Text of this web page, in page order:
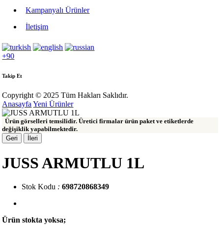
Kampanyalı Ürünler
İletişim
+90
Takip Et
Copyright © 2025 Tüm Hakları Saklıdır.
Anasayfa Yeni Ürünler
Ürün görselleri temsilidir. Üretici firmalar ürün paket ve etiketlerde
değişiklik yapabilmektedir.
Geri
İleri
JUSS ARMUTLU 1L
Stok Kodu : 698720868349
Ürün stokta yoksa;